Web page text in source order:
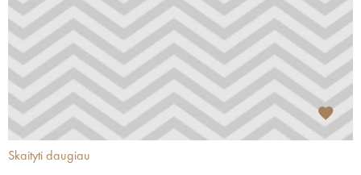
Skaityti daugiau